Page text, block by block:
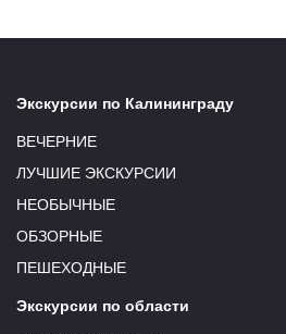
Экскурсии по Калининграду
ВЕЧЕРНИЕ
ЛУЧШИЕ ЭКСКУРСИИ
НЕОБЫЧНЫЕ
ОБЗОРНЫЕ
ПЕШЕХОДНЫЕ
Экскурсии по области